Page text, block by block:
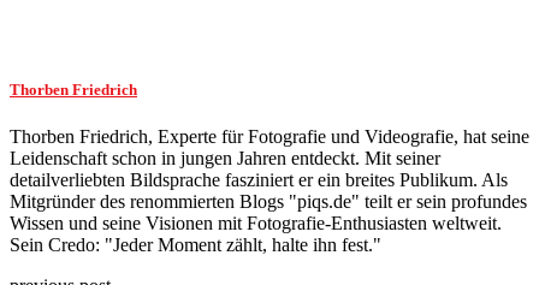
Thorben Friedrich
Thorben Friedrich, Experte für Fotografie und Videografie, hat seine
Leidenschaft schon in jungen Jahren entdeckt. Mit seiner
detailverliebten Bildsprache fasziniert er ein breites Publikum. Als
Mitgründer des renommierten Blogs "piqs.de" teilt er sein profundes
Wissen und seine Visionen mit Fotografie-Enthusiasten weltweit.
Sein Credo: "Jeder Moment zählt, halte ihn fest."